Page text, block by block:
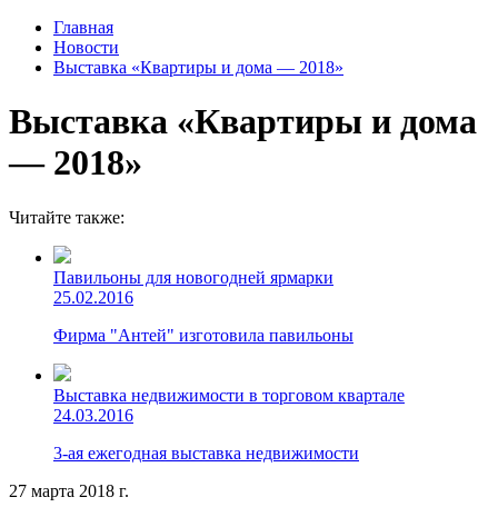
Главная
Новости
Выставка «Квартиры и дома — 2018»
Выставка «Квартиры и дома
— 2018»
Читайте также:
Павильоны для новогодней ярмарки
25.02.2016
Фирма "Антей" изготовила павильоны
Выставка недвижимости в торговом квартале
24.03.2016
3-ая ежегодная выставка недвижимости
27 марта 2018 г.